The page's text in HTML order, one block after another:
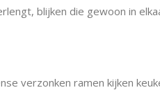
blijken die gewoon in
verzonken ramen kijken